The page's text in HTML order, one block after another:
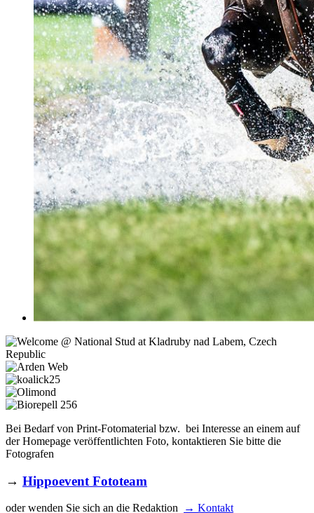
Bei Bedarf von Print-Fotomaterial bzw. bei Interesse an einem auf
der Homepage veröffentlichten Foto, kontaktieren Sie bitte die
Fotografen
→ Hippoevent Fototeam
oder wenden Sie sich an die Redaktion → Kontakt